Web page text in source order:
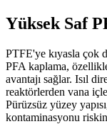
Yüksek Saf
PTFE'ye kıyasla çok
PFA kaplama,
avantajı sağlar. Isıl
reaktörlerden vana
Pürüzsüz yüzey
kontaminasyonu